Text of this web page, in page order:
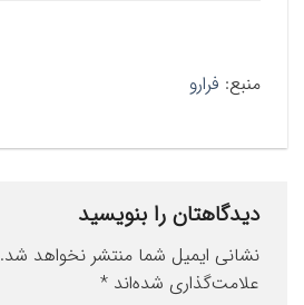
منبع: فرارو
دیدگاهتان را بنویسید
نشانی ایمیل شما منتشر نخواهد شد.
علامت‌گذاری شده‌اند *